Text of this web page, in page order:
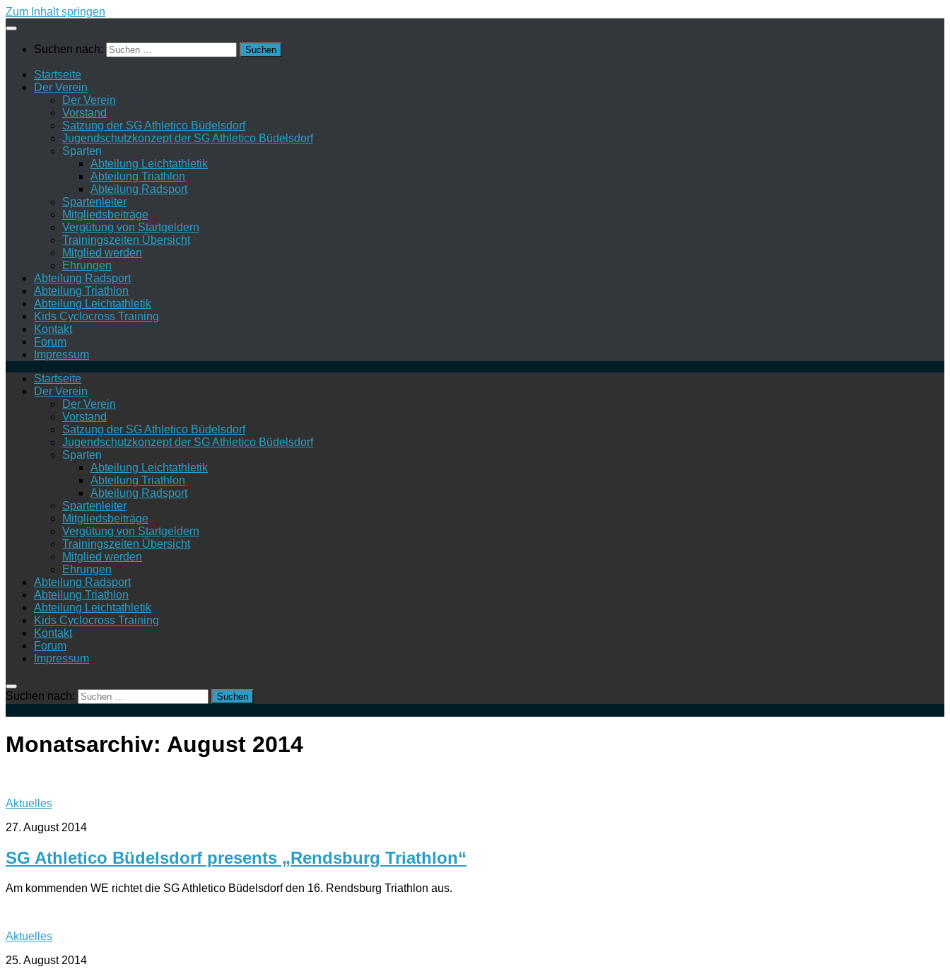
Zum Inhalt springen
Suchen nach:
Startseite
Der Verein
Der Verein
Vorstand
Satzung der SG Athletico Büdelsdorf
Jugendschutzkonzept der SG Athletico Büdelsdorf
Sparten
Abteilung Leichtathletik
Abteilung Triathlon
Abteilung Radsport
Spartenleiter
Mitgliedsbeiträge
Vergütung von Startgeldern
Trainingszeiten Übersicht
Mitglied werden
Ehrungen
Abteilung Radsport
Abteilung Triathlon
Abteilung Leichtathletik
Kids Cyclocross Training
Kontakt
Forum
Impressum
Startseite
Der Verein
Der Verein
Vorstand
Satzung der SG Athletico Büdelsdorf
Jugendschutzkonzept der SG Athletico Büdelsdorf
Sparten
Abteilung Leichtathletik
Abteilung Triathlon
Abteilung Radsport
Spartenleiter
Mitgliedsbeiträge
Vergütung von Startgeldern
Trainingszeiten Übersicht
Mitglied werden
Ehrungen
Abteilung Radsport
Abteilung Triathlon
Abteilung Leichtathletik
Kids Cyclocross Training
Kontakt
Forum
Impressum
Suchen nach:
Monatsarchiv: August 2014
Aktuelles
27. August 2014
SG Athletico Büdelsdorf presents „Rendsburg Triathlon“
Am kommenden WE richtet die SG Athletico Büdelsdorf den 16. Rendsburg Triathlon aus.
Aktuelles
25. August 2014